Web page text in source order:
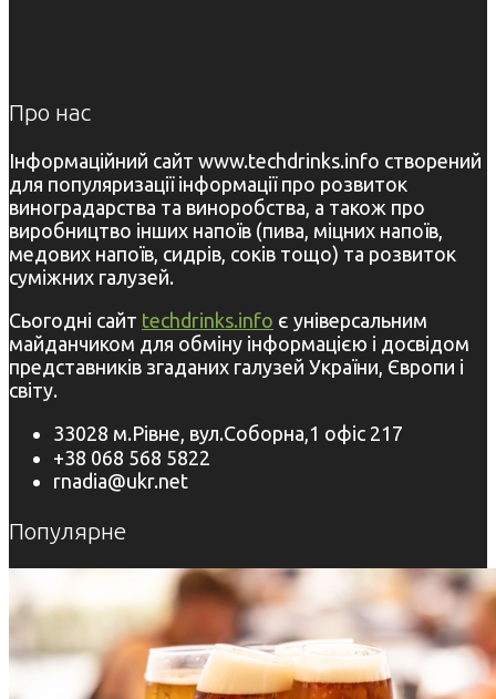
Про нас
Інформаційний сайт www.techdrinks.info створений
для популяризації інформації про розвиток
виноградарства та виноробства, а також про
виробництво інших напоїв (пива, міцних напоїв,
медових напоїв, сидрів, соків тощо) та розвиток
суміжних галузей.
Сьогодні сайт techdrinks.info є універсальним
майданчиком для обміну інформацією і досвідом
представників згаданих галузей України, Європи і
світу.
33028 м.Рівне, вул.Соборна,1 офіс 217
+38 068 568 5822
rnadia@ukr.net
Популярне